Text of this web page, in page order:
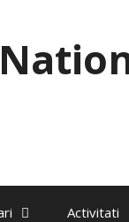
Activitati